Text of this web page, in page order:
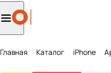
Главная Каталог iPhone